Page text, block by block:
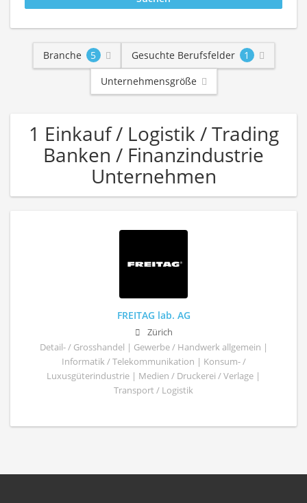
Branche 5 Gesuchte Berufsfelder
1
Unternehmensgröße
1 Einkauf / Logistik / Trading
Banken / Finanzindustrie
Unternehmen
FREITAG lab. AG
Zürich
Detail- / Grosshandel | Gewerbe / Handwerk allgemein |
Informatik / Telekommunikation | Konsum- /
Luxusgüterindustrie | Medien / Druckerei / Verlage |
Transport / Logistik